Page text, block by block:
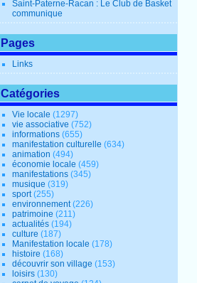
Saint-Paterne-Racan : Le Club de Basket
communique
Pages
Links
Catégories
Vie locale (1297)
vie associative (752)
informations (655)
manifestation culturelle (634)
animation (494)
économie locale (459)
manifestations (345)
musique (319)
sport(255)
environnement(226)
patrimoine (211)
actualités (194)
culture (187)
Manifestation locale (178)
histoire (168)
découvrir son village (153)
loisirs (130)